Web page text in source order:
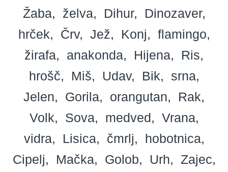
Žaba
želva Dihur
Dinozaver
hrček
Črv Jež Konj
flamingo
žirafa
anakonda Hijena
Ris
hrošč
Miš Udav Bik
srna
Jelen
Gorila orangutan
Rak
Volk
Sova medved
Vrana
vidra
Lisica čmrlj
hobotnica
Cipelj
Mačka Golob Urh
Zajec